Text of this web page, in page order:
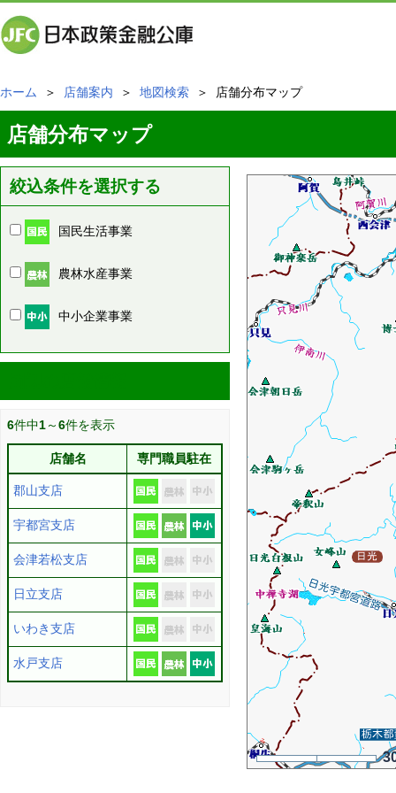
ホーム ＞ 店舗案内 ＞ 地図検索 ＞ 店舗分布マップ
店舗分布マップ
絞込条件を選択する
国民生活事業
農林水産事業
中小企業事業
6件中1～6件を表示
店舗名 専門職員駐在
郡山支店
宇都宮支店
会津若松支店
日立支店
いわき支店
水戸支店